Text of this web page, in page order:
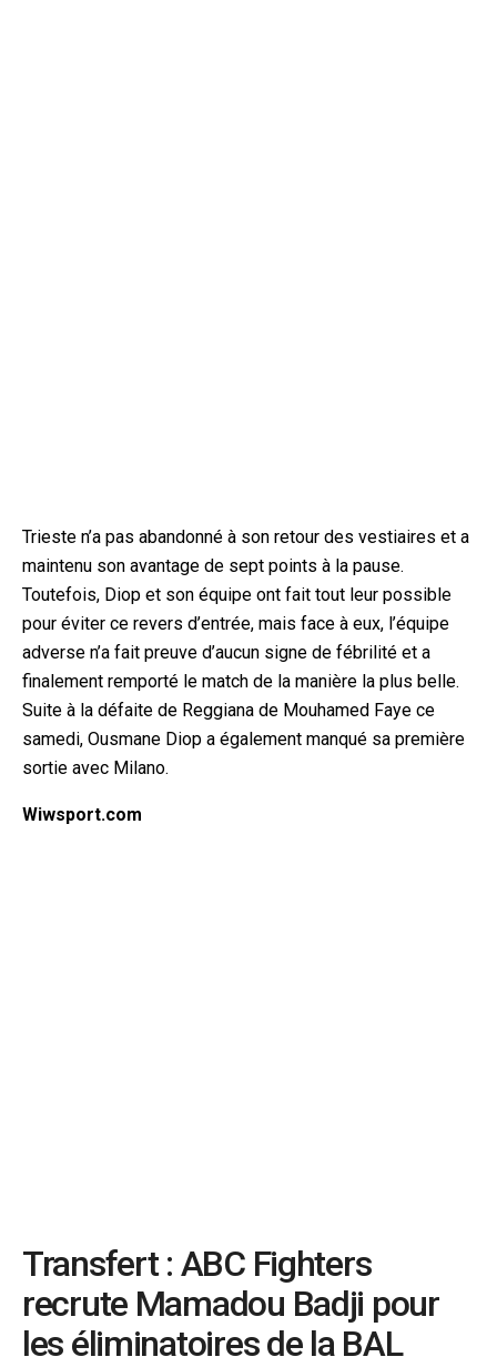
Trieste n’a pas abandonné à son retour des vestiaires et a
maintenu son avantage de sept points à la pause.
Toutefois, Diop et son équipe ont fait tout leur possible
pour éviter ce revers d’entrée, mais face à eux, l’équipe
adverse n’a fait preuve d’aucun signe de fébrilité et a
finalement remporté le match de la manière la plus belle.
Suite à la défaite de Reggiana de Mouhamed Faye ce
samedi, Ousmane Diop a également manqué sa première
sortie avec Milano.
Wiwsport.com
Transfert : ABC Fighters
recrute Mamadou Badji pour
les éliminatoires de la BAL